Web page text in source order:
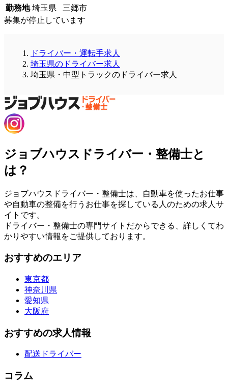
勤務地 埼玉県 三郷市
募集が停止しています
ドライバー・運転手求人
埼玉県のドライバー求人
埼玉県・中型トラックのドライバー求人
ジョブハウスドライバー・整備士と
は？
ジョブハウスドライバー・整備士は、自動車を使ったお仕事
や自動車の整備を行うお仕事を探している人のための求人サ
イトです。
ドライバー・整備士の専門サイトだからできる、詳しくてわ
かりやすい情報をご提供しております。
おすすめのエリア
東京都
神奈川県
愛知県
大阪府
おすすめの求人情報
配送ドライバー
コラム